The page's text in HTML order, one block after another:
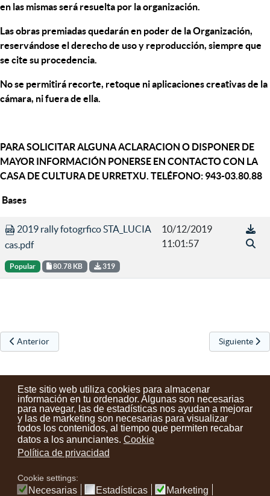
Este sitio web utiliza cookies para almacenar
información en tu ordenador. Algunas son necesarias
para navegar, las de estadísticas nos ayudan a mejorar
y las de marketing son necesarias para visualizar
todos los contenidos, al tiempo que permiten recabar
datos a los anunciantes. Cookie
Política de privacidad
Cookie settings:
Necesarias Estadísticas Marketing
en las mismas será resuelta por la organización.
Las obras premiadas quedarán en poder de la Organización,
reservándose el derecho de uso y reproducción, siempre que
se cite su procedencia.
No se permitirá recorte, retoque ni aplicaciones creativas de la
cámara, ni fuera de ella.
PARA SOLICITAR ALGUNA ACLARACION O DISPONER DE
MAYOR INFORMACIÓN PONERSE EN CONTACTO CON LA
CASA DE CULTURA DE URRETXU. TELÉFONO: 943-03.80.88
Bases
2019 rally fotogrfico STA_LUCIA
cas.pdf
Popular 80.78 KB 319
10/12/2019
11:01:57
Artículo anterior: XXXI Concurso de cuentos y crismas 2019
Anterior Artículo
Siguiente
Contactos Condiciones de uso Aviso legal
Noticias
Tu opinión cuenta